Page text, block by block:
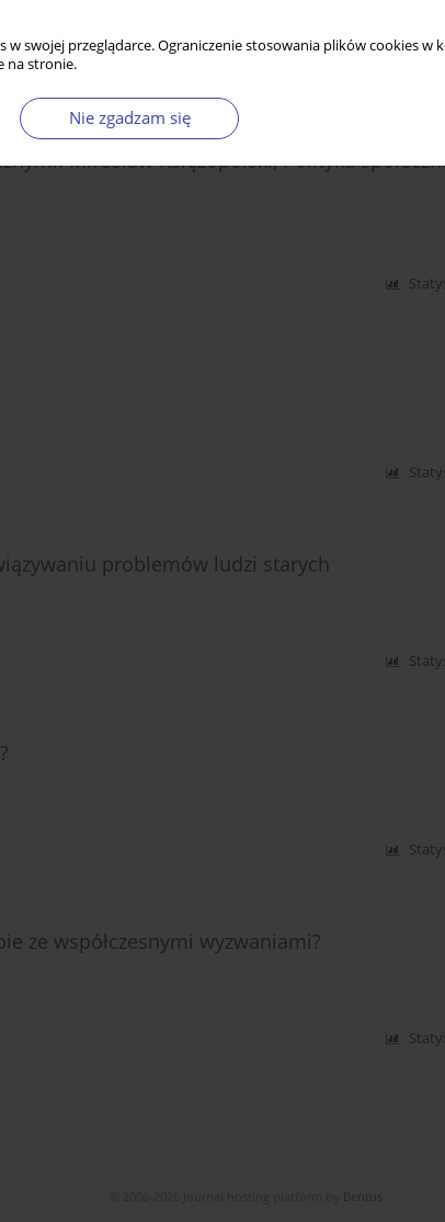
w swojej przeglądarce. Ograniczenie stosowania plików cookies w
na stronie.
Nie zgadzam się
Mirosław Księżopolski, Polityka
problemów ludzi starych
ze współczesnymi wyzwaniami?
Bentus